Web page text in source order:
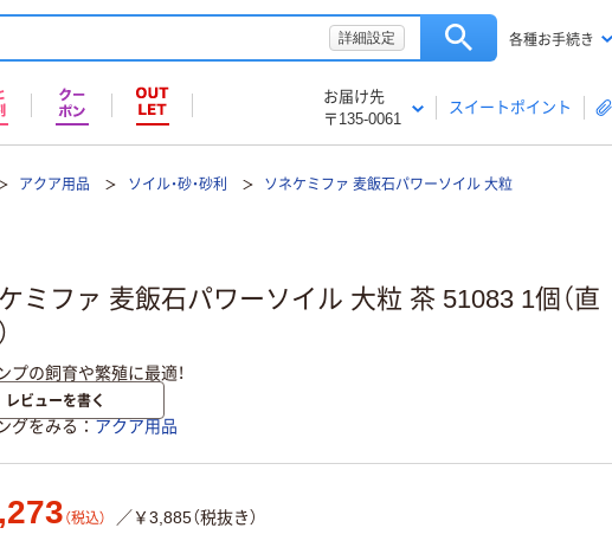
詳細設定 各種お手続き
お届け先
〒135-0061
スイートポイント
アクア用品 ソイル・砂・砂利 ソネケミファ 麦飯石パワーソイル 大粒
ミファ 麦飯石パワーソイル 大粒 茶 51083 1個（直
プの飼育や繁殖に最適！
レビューを書く
グをみる アクア用品
（税込） ／￥3,885（税抜き）